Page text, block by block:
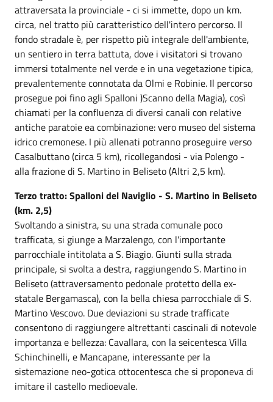
attraversata la provinciale - ci si immette, dopo un km.
circa, nel tratto più caratteristico dell'intero percorso. Il
fondo stradale è, per rispetto più integrale dell'ambiente,
un sentiero in terra battuta, dove i visitatori si trovano
immersi totalmente nel verde e in una vegetazione tipica,
prevalentemente connotata da Olmi e Robinie. Il percorso
prosegue poi fino agli Spalloni )Scanno della Magia), così
chiamati per la confluenza di diversi canali con relative
antiche paratoie ea combinazione: vero museo del sistema
idrico cremonese. I più allenati potranno proseguire verso
Casalbuttano (circa 5 km), ricollegandosi - via Polengo -
alla frazione di S. Martino in Beliseto (Altri 2,5 km).
Terzo tratto: Spalloni del Naviglio - S. Martino in Beliseto
(km. 2,5)
Svoltando a sinistra, su una strada comunale poco
trafficata, si giunge a Marzalengo, con l'importante
parrocchiale intitolata a S. Biagio. Giunti sulla strada
principale, si svolta a destra, raggiungendo S. Martino in
Beliseto (attraversamento pedonale protetto della ex-
statale Bergamasca), con la bella chiesa parrocchiale di S.
Martino Vescovo. Due deviazioni su strade trafficate
consentono di raggiungere altrettanti cascinali di notevole
importanza e bellezza: Cavallara, con la seicentesca Villa
Schinchinelli, e Mancapane, interessante per la
sistemazione neo-gotica ottocentesca che si proponeva di
imitare il castello medioevale.